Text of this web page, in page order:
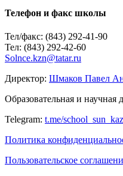
Ваш e-mail не будет
Комментарий
Имя*
E-mail*
Сайт
Телефон и факс школы
Тел/факс: (843) 292-41-90
Тел: (843) 292-42-60
Solnce.kzn@tatar.ru
Директор: Шмаков Павел
Образовательная и
Telegram: t.me/
Политика
Пользовательское